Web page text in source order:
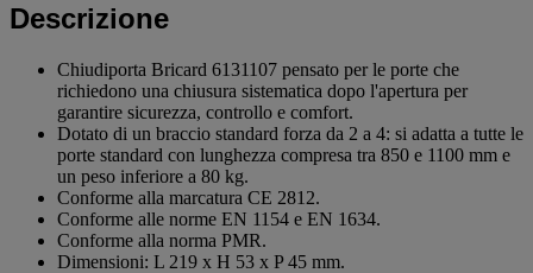
Descrizione
Chiudiporta Bricard 6131107 pensato per le porte che
richiedono una chiusura sistematica dopo l'apertura per
garantire sicurezza, controllo e comfort.
Dotato di un braccio standard forza da 2 a 4: si adatta a tutte le
porte standard con lunghezza compresa tra 850 e 1100 mm e
un peso inferiore a 80 kg.
Conforme alla marcatura CE 2812.
Conforme alle norme EN 1154 e EN 1634.
Conforme alla norma PMR.
Dimensioni: L 219 x H 53 x P 45 mm.